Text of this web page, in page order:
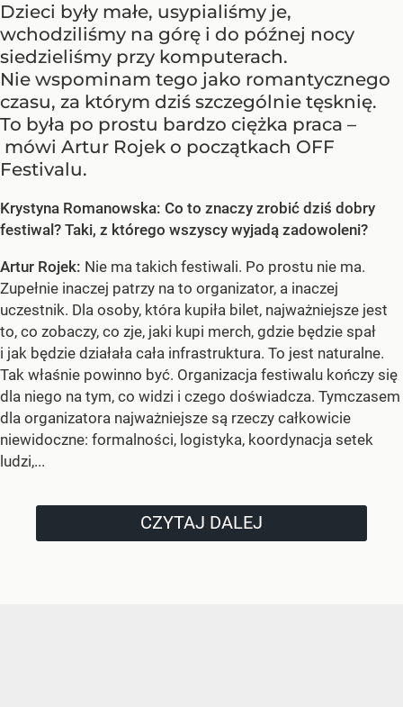
Dzieci były małe, usypialiśmy je,
wchodziliśmy na górę i do późnej nocy
siedzieliśmy przy komputerach.
Nie wspominam tego jako romantycznego
czasu, za którym dziś szczególnie tęsknię.
To była po prostu bardzo ciężka praca –
mówi Artur Rojek o początkach OFF
Festivalu.
Krystyna Romanowska: Co to znaczy zrobić dziś dobry
festiwal? Taki, z którego wszyscy wyjadą zadowoleni?
Artur Rojek: Nie ma takich festiwali. Po prostu nie ma.
Zupełnie inaczej patrzy na to organizator, a inaczej
uczestnik. Dla osoby, która kupiła bilet, najważniejsze jest
to, co zobaczy, co zje, jaki kupi merch, gdzie będzie spał
i jak będzie działała cała infrastruktura. To jest naturalne.
Tak właśnie powinno być. Organizacja festiwalu kończy się
dla niego na tym, co widzi i czego doświadcza. Tymczasem
dla organizatora najważniejsze są rzeczy całkowicie
niewidoczne: formalności, logistyka, koordynacja setek
ludzi,...
CZYTAJ DALEJ